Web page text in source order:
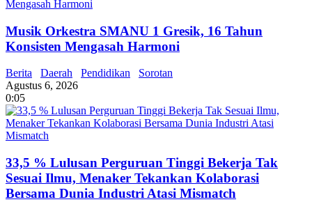
Musik Orkestra SMANU 1 Gresik, 16 Tahun
Konsisten Mengasah Harmoni
Berita Daerah Pendidikan
Sorotan
Agustus 6, 2026
0:05
33,5 % Lulusan Perguruan Tinggi Bekerja Tak
Sesuai Ilmu, Menaker Tekankan Kolaborasi
Bersama Dunia Industri Atasi Mismatch